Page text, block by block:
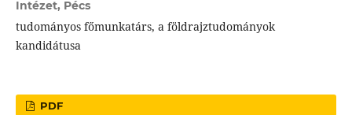
Intézet, Pécs
tudományos főmunkatárs, a földrajztudományok
kandidátusa
PDF